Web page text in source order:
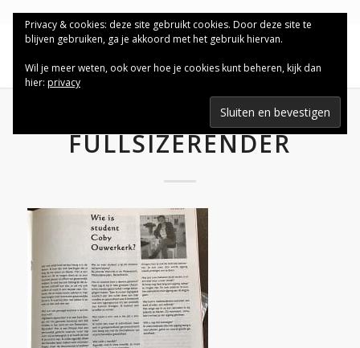
FULLSIZERENDER
Privacy & cookies: deze site gebruikt cookies. Door deze site te
blijven gebruiken, ga je akkoord met het gebruik hiervan.
Wil je meer weten, ook over hoe je cookies kunt beheren, kijk dan
hier: privacy